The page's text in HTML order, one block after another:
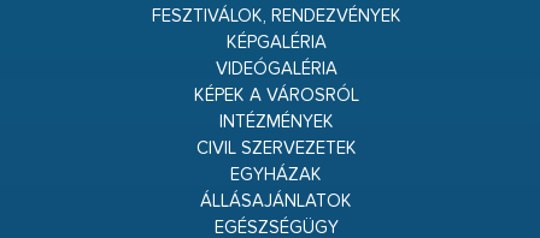
FESZTIVÁLOK, RENDEZVÉNYEK
KÉPGALÉRIA
VIDEÓGALÉRIA
KÉPEK A VÁROSRÓL
INTÉZMÉNYEK
CIVIL SZERVEZETEK
EGYHÁZAK
ÁLLÁSAJÁNLATOK
EGÉSZSÉGÜGY